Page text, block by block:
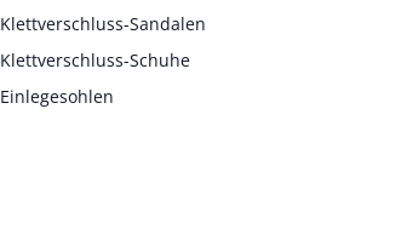
Klettverschluss-Sandalen
Klettverschluss-Schuhe
Einlegesohlen